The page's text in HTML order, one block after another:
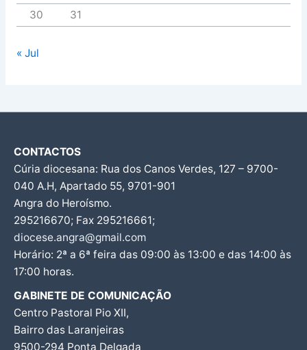
30
31
« Jul
CONTACTOS
Cúria diocesana: Rua dos Canos Verdes, 127 – 9700-
040 A.H, Apartado 55, 9701-901
Angra do Heroísmo.
295216670; Fax 295216661;
diocese.angra@gmail.com
Horário: 2ª a 6ª feira das 09:00 às 13:00 e das 14:00 às
17:00 horas.
GABINETE DE COMUNICAÇÃO
Centro Pastoral Pio XII,
Bairro das Laranjeiras
9500-294 Ponta Delgada